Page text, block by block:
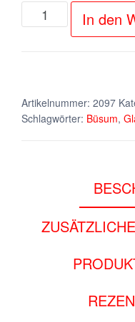
Glaskugel
(Büsum)
Menge
In den
Artikelnummer: 2097
Schlagwörter: Büsum,